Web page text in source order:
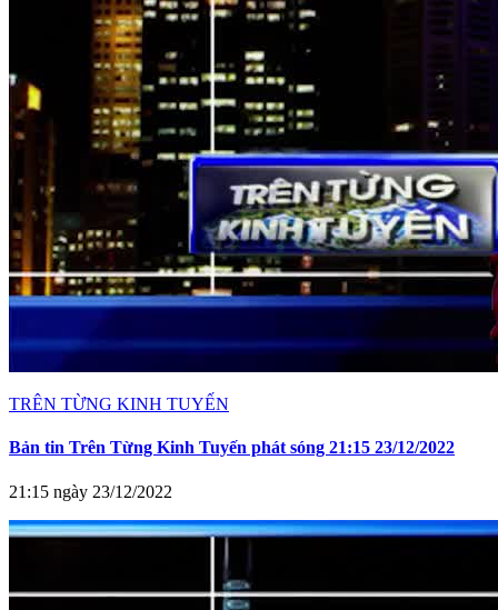
TRÊN TỪNG KINH TUYẾN
Bản tin Trên Từng Kinh Tuyến phát sóng 21:15 23/12/2022
21:15 ngày 23/12/2022